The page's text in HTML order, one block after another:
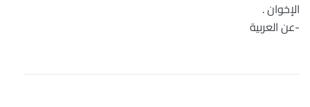
الإخوان .
-عن العربية